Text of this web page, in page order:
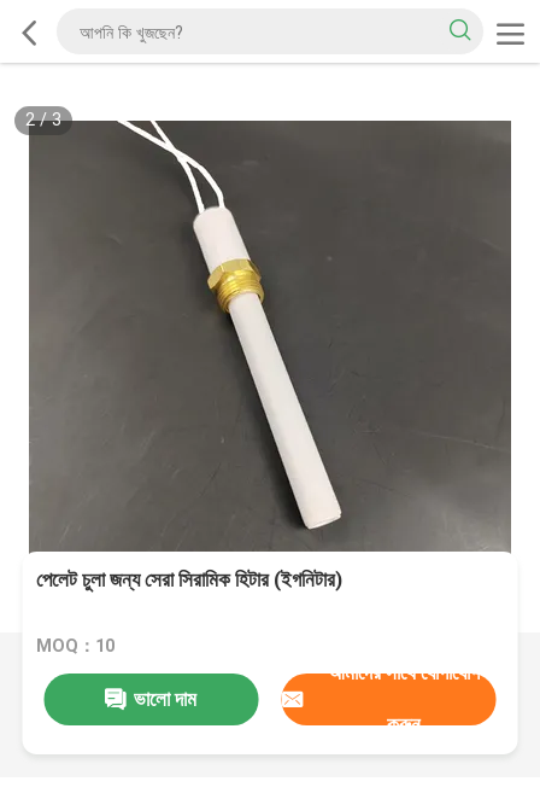
2/3
পেলেট চুলা জন্য সেরা সিরামিক হিটার (ইগনিটার)
MOQ：10
ভালো দাম
আমাদের সাথে যোগাযোগ
করুন